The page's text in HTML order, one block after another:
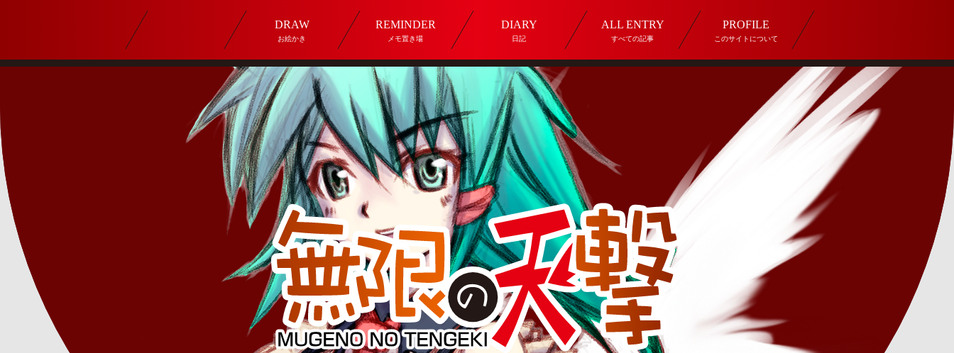
DRAW
お絵かき
REMINDER
メモ置き場
DIARY
日記
ALL ENTRY
すべての記事
PROFILE
このサイトについて